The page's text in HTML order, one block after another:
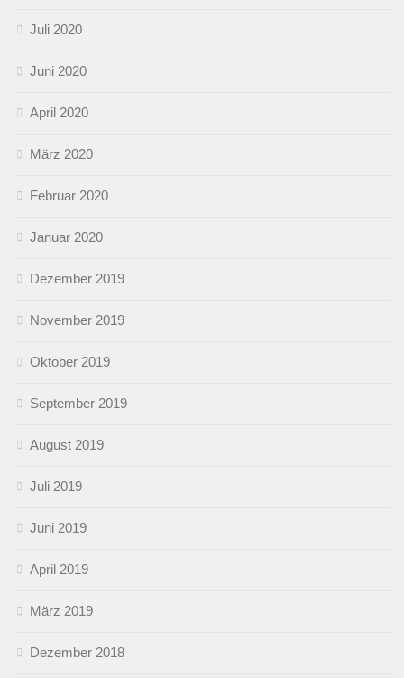
Juli 2020
Juni 2020
April 2020
März 2020
Februar 2020
Januar 2020
Dezember 2019
November 2019
Oktober 2019
September 2019
August 2019
Juli 2019
Juni 2019
April 2019
März 2019
Dezember 2018